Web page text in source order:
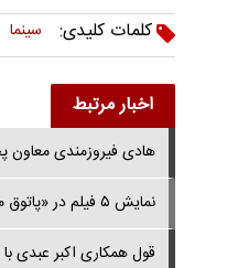
کلمات کلیدی:
سینما
اخبار مرتبط
هادی فیروزمندی
نمایش ۵ فیلم در «پاتوق مستند»
قول همکاری اکبر عبدی